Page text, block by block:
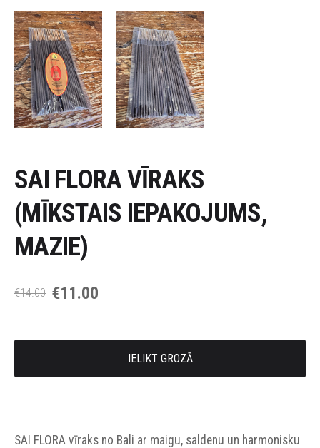
SAI FLORA VĪRAKS
(MĪKSTAIS IEPAKOJUMS,
MAZIE)
€14.00 €11.00
IELIKT GROZĀ
SAI FLORA vīraks no Bali ar maigu, saldenu un harmonisku